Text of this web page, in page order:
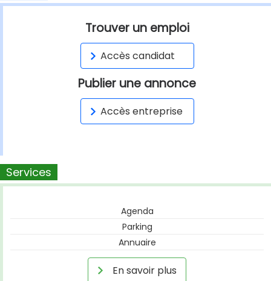
Trouver un emploi
Accès candidat
Publier une annonce
Accès entreprise
Services
Agenda
Parking
Annuaire
En savoir plus